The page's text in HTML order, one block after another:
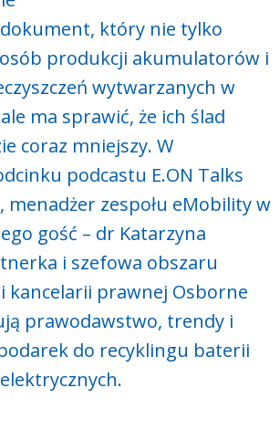
który nie tylko
produkcji akumulatorów i
wytwarzanych w
ma sprawić, że ich ślad
coraz mniejszy. W
podcastu E.ON Talks
menadżer zespołu eMobility w
gość – dr Katarzyna
i szefowa obszaru
kancelarii prawnej Osborne
prawodawstwo, trendy i
do recyklingu baterii